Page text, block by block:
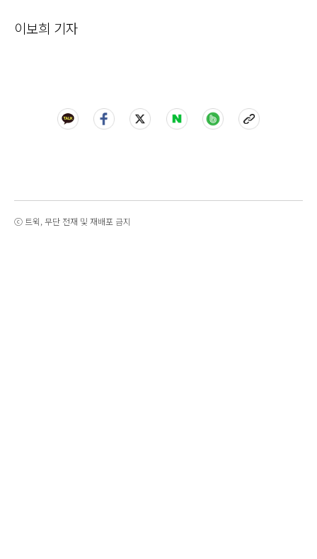
이보희 기자
ⓒ 트윅, 무단 전재 및 재배포 금지